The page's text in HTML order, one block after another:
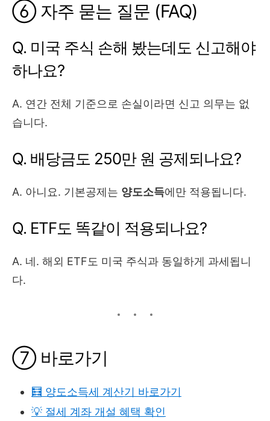
⑥ 자주 묻는 질문 (FAQ)
Q. 미국 주식 손해 봤는데도 신고해야
하나요?
A. 연간 전체 기준으로 손실이라면 신고 의무는 없
습니다.
Q. 배당금도 250만 원 공제되나요?
A. 아니요. 기본공제는 양도소득에만 적용됩니다.
Q. ETF도 똑같이 적용되나요?
A. 네. 해외 ETF도 미국 주식과 동일하게 과세됩니
다.
⑦ 바로가기
🧮 양도소득세 계산기 바로가기
💡 절세 계좌 개설 혜택 확인